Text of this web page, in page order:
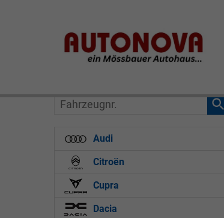
Fahrzeugnr.
Audi
Citroën
Cupra
Dacia